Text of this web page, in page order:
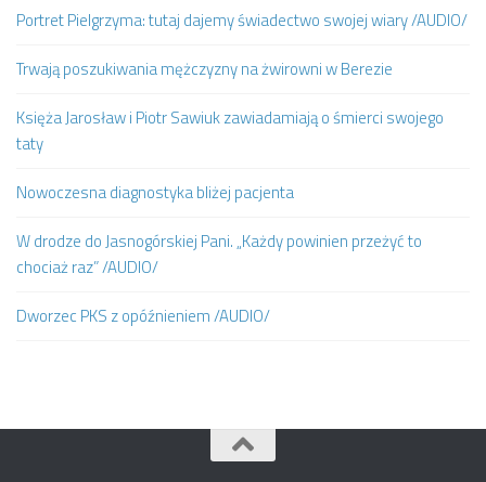
Portret Pielgrzyma: tutaj dajemy świadectwo swojej wiary /AUDIO/
Trwają poszukiwania mężczyzny na żwirowni w Berezie
Księża Jarosław i Piotr Sawiuk zawiadamiają o śmierci swojego
taty
Nowoczesna diagnostyka bliżej pacjenta
W drodze do Jasnogórskiej Pani. „Każdy powinien przeżyć to
chociaż raz” /AUDIO/
Dworzec PKS z opóźnieniem /AUDIO/